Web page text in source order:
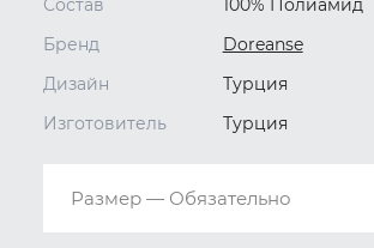
Бренд
Doreanse
Дизайн
Турция
Изготовитель
Турция
Размер — Обязательно